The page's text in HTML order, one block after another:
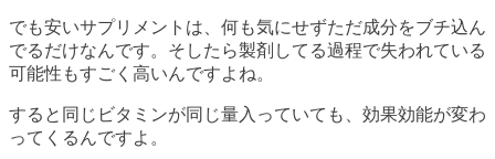
でも安いサプリメントは、何も気にせずただ成分をブチ込ん
でるだけなんです。そしたら製剤してる過程で失われている
可能性もすごく高いんですよね。
すると同じビタミンが同じ量入っていても、効果効能が変わ
ってくるんですよ。